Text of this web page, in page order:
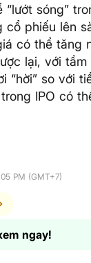
“lướt sóng”
cổ phiếu lên
có thể tăng
lại, với tầm
“hời” so với
IPO có
PM (GMT+7)
ngay!